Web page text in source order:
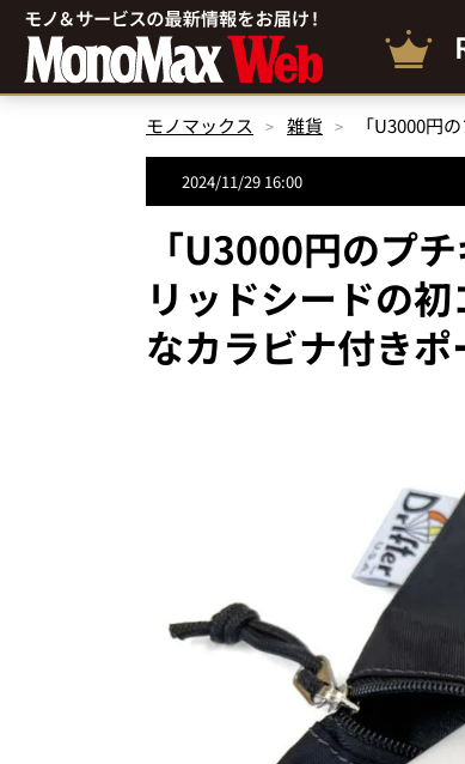
モノマックス 雑貨
2024/11/29 16:00
「U3000円のプ
リッドシードの
なカラビナ付きポ